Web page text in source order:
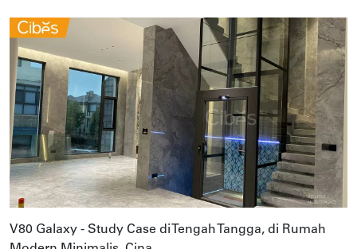
V80 Galaxy - Study Case di Tengah Tangga, di Rumah